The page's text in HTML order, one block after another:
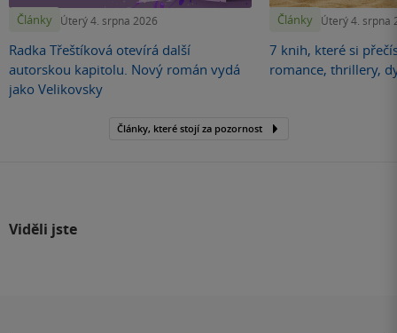
Články Úterý 4. srpna 2026
Radka Třeštíková otevírá další
autorskou kapitolu. Nový román vydá
jako Velikovsky
Články Úterý 4. srpna
7 knih, které si
romance, thrillery,
Články, které stojí za pozornost
Viděli jste